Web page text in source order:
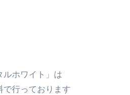
ルホワイト」は
で行っております